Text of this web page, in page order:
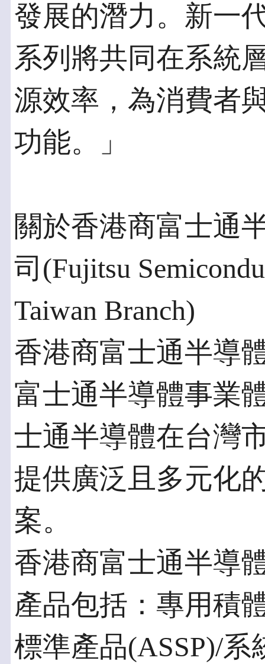
發展的潛力。新一
系列將共同在系統
源效率，為消費者
功能。」
關於香港商富士通
司(Fujitsu
Taiwan Branch)
香港商富士通半導
富士通半導體事業
士通半導體在台灣
提供廣泛且多元化
案。
香港商富士通半導
產品包括：專用積
標準產品(ASSP)/系